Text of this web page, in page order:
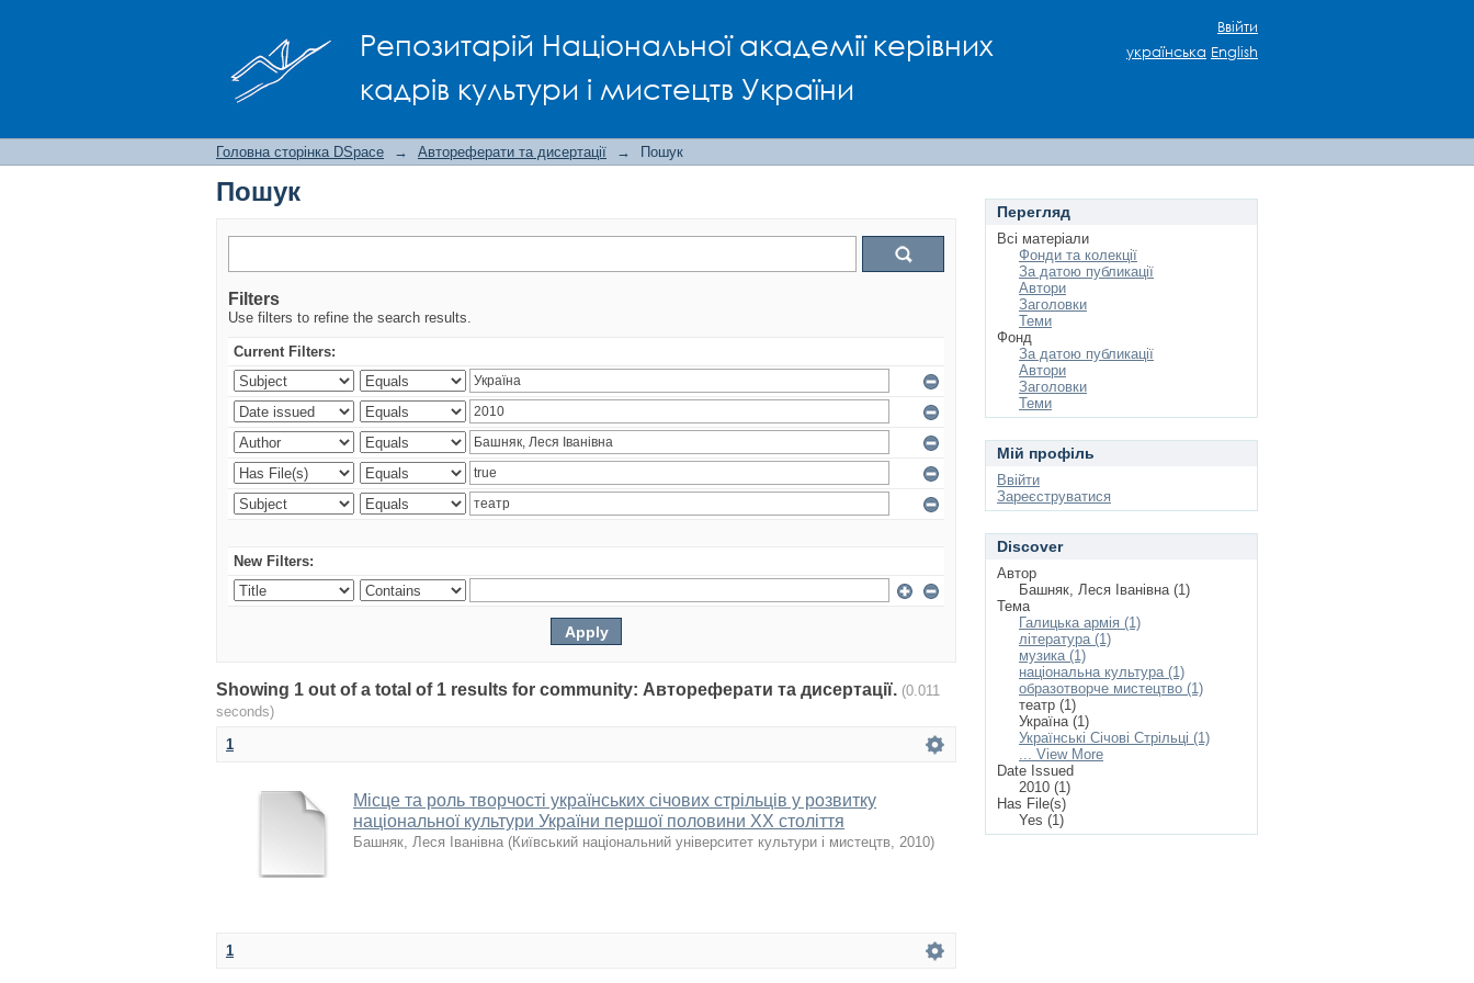
Репозитарій Національної академії керівних
кадрів культури і мистецтв України
Ввійти
українська English
Головна сторінка DSpace → Автореферати та дисертації → Пошук
Пошук
Filters
Use filters to refine the search results.
Current Filters:
New Filters:
Showing 1 out of a total of 1 results for community: Автореферати та дисертації. (0.011
seconds)
1
Місце та роль творчості українських січових стрільців у розвитку
національної культури України першої половини ХХ століття
Башняк, Леся Іванівна (Київський національний університет культури і мистецтв, 2010)
1
Перегляд
Всі матеріали
Фонди та колекції
За датою публикації
Автори
Заголовки
Теми
Фонд
За датою публикації
Автори
Заголовки
Теми
Мій профіль
Ввійти
Зареєструватися
Discover
Автор
Башняк, Леся Іванівна (1)
Тема
Галицька армія (1)
література (1)
музика (1)
національна культура (1)
образотворче мистецтво (1)
театр (1)
Україна (1)
Українські Січові Стрільці (1)
... View More
Date Issued
2010 (1)
Has File(s)
Yes (1)